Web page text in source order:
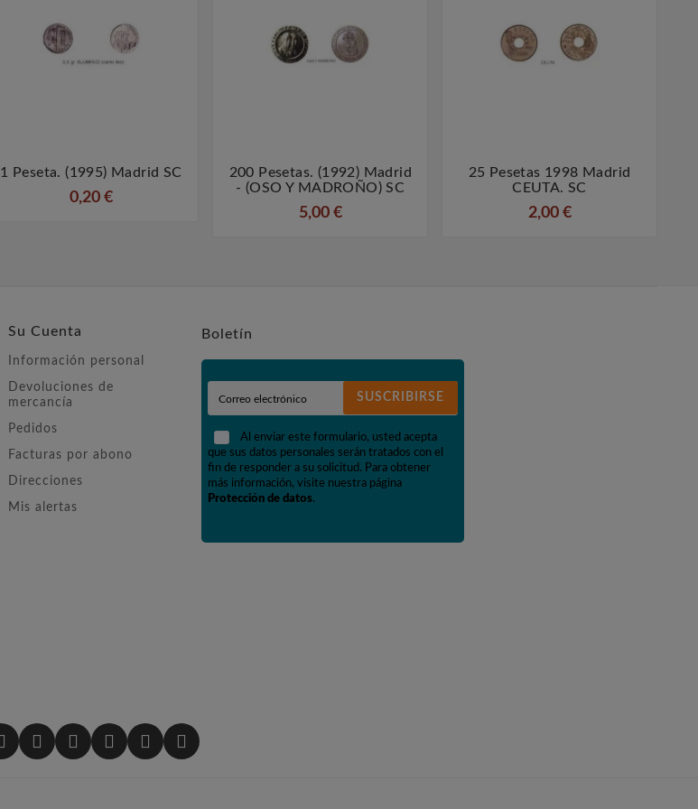
 
1 Peseta. (1995) Madrid SC
0,20 €
 
200 Pesetas. (1992) Madrid
- (OSO Y MADROÑO) SC
5,00 €
 
25 Pesetas 1998 Madrid
CEUTA. SC
2,00 €
Su Cuenta
Información personal
Devoluciones de
mercancía
Pedidos
Facturas por abono
Direcciones
Mis alertas
Boletín
SUSCRIBIRSE
Al enviar este formulario, usted acepta
que sus datos personales serán tratados con el
fin de responder a su solicitud. Para obtener
más información, visite nuestra página
Protección de datos.